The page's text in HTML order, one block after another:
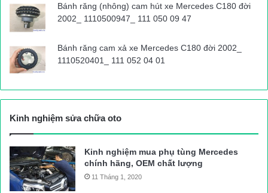
Bánh răng (nhông) cam hút xe Mercedes C180 đời
2002_ 1110500947_ 111 050 09 47
Bánh răng cam xả xe Mercedes C180 đời 2002_
1110520401_ 111 052 04 01
Kinh nghiệm sửa chữa oto
Kinh nghiệm mua phụ tùng Mercedes
chính hãng, OEM chất lượng
11 Tháng 1, 2020